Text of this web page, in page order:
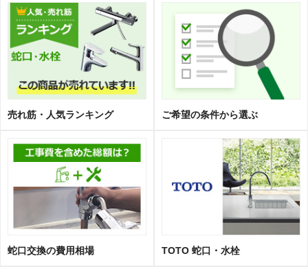
売れ筋・人気ランキング ご希望の条件から選ぶ
蛇口交換の費用相場 TOTO 蛇口・水栓